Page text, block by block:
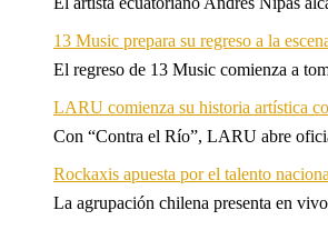
13 Music prepara su regreso a la
El regreso de 13 Music comienza a
LARU comienza su historia artística
Con “Contra el Río”, LARU abre
Rockaxis apuesta por el talento
La agrupación chilena presenta en